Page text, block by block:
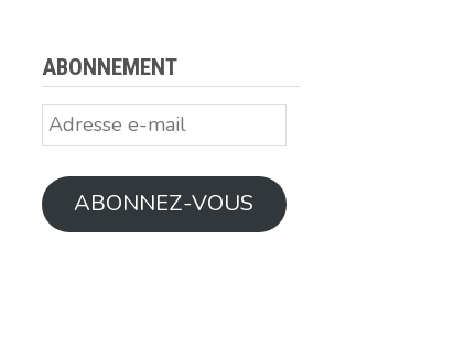
ABONNEMENT
Adresse
e-
mail
ABONNEZ-VOUS